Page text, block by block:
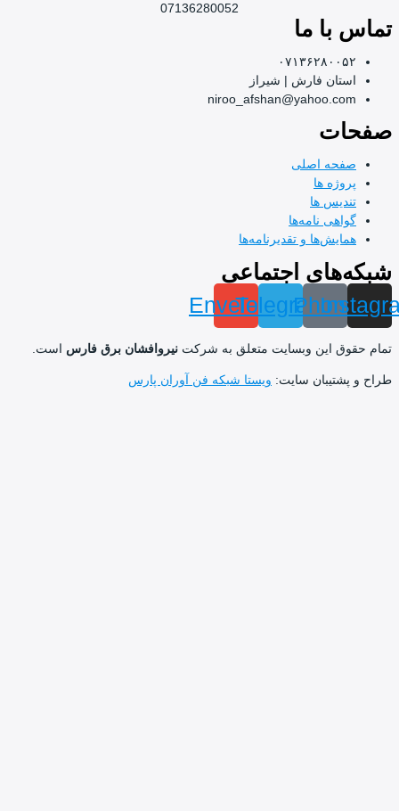
07136280052
با ما
۰۷۱۳۶۲۸۰۰۵۲
استان فارش | شیراز
niroo_afshan@yahoo.com
صفحه اصلی
پروژه ها
تندیس ها
گواهی نامه‌ها
همایش‌ها و تقدیرنامه‌ها
اجتماعی
Phone
Telegram
Envelope
این وبسایت متعلق به شرکتنیروافشان برق فارساست.
پشتیبان سایت:ویستا شبکه فن آوران پارس